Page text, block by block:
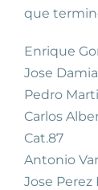
que
Enrique
Jose
Pedro
Carlos
Cat.87
Antonio
Jose Perez